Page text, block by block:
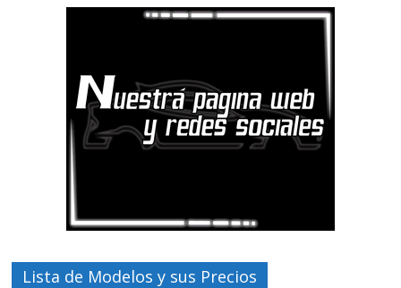
Lista de Modelos y sus Precios